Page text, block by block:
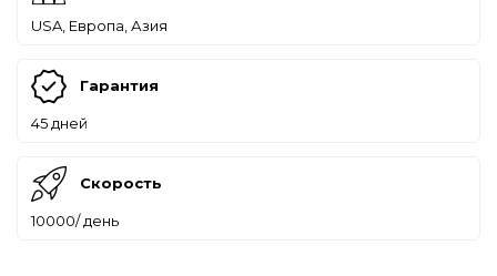
USA, Европа, Азия
Гарантия
45 дней
Скорость
10000/ день